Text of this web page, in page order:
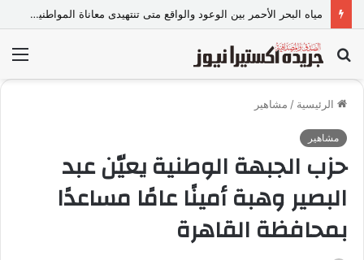
مياه البحر الأحمر بين الوعود والواقع متى تنتهيدى معاناة المواطنين مع الانقطاع المتكرر
بحث
عن
الرئيسية / مشاهير
مشاهير
حزب الجبهة الوطنية يعيّن عبد
البصير وهبة أمينًا عامًا مساعدًا
بمحافظة القاهرة